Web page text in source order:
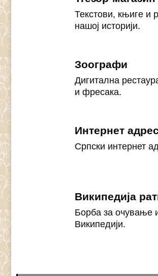
Текстови, књиге и
нашој историји.
Зоографи
Дигитална
и фресака.
Интернет
Српски интернет
Википедија
Борба за очување
Википедији.